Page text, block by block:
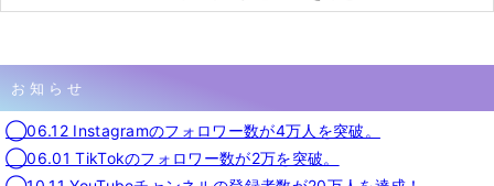
お知らせ
◯06.12 Instagramのフォロワー数が4万人を突破。
◯06.01 TikTokのフォロワー数が2万を突破。